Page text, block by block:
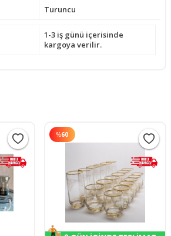
Turuncu
1-3 iş günü içerisinde
kargoya verilir.
%60